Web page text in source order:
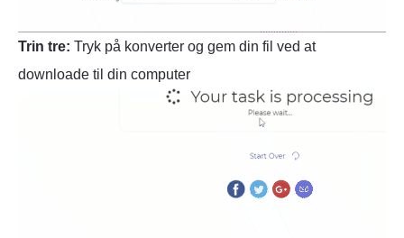
Trin tre: Tryk på konverter og gem din fil ved at
downloade til din computer